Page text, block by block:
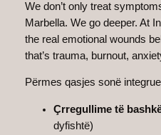
We don’t only treat
Marbella. We go deeper. At
the real emotional wounds
that’s trauma, burnout,
Përmes qasjes sonë
Çrregullime të
dyfishtë)